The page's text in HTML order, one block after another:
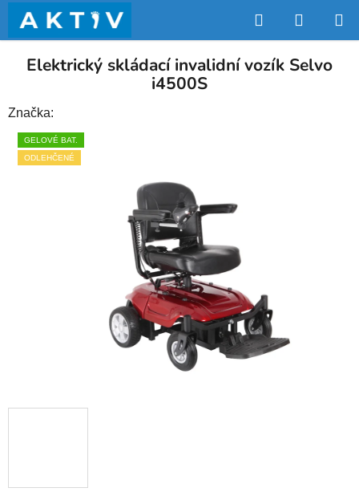
obsah
Hledat
KOŠÍK
Elektrický skládací invalidní vozík Selvo
i4500S
Značka:
GELOVÉ BAT.
ODLEHČENÉ